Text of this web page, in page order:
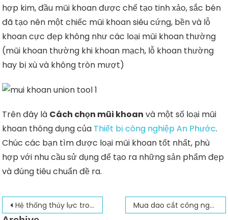
hợp kim, đầu mũi khoan được chế tạo tinh xảo, sắc bén
đã tạo nên một chiếc mũi khoan siêu cứng, bền và lỗ
khoan cực đẹp không như các loại mũi khoan thường
(mũi khoan thường khi khoan mạch, lỗ khoan thường
hay bị xù và không tròn mượt)
Trên đây là Cách chọn mũi khoan và một số loại mũi
khoan thông dụng của Thiết bị công nghiệp An Phước.
Chúc các bạn tìm được loại mũi khoan tốt nhất, phù
hợp với nhu cầu sử dụng để tạo ra những sản phẩm đẹp
và đúng tiêu chuẩn đề ra.
Điều
Hệ thống thủy lực trong máy đào, máy xúc Mua dao cắt công nghiệp ở đâu chất lượng nhất?